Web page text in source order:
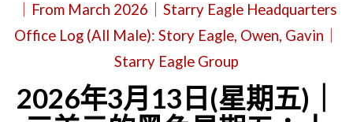
｜
ISSUED
FIRST-
(星
期
｜
蝴
｜From March 2026｜Starry Eagle Headquarters
Office Log (All Male): Story Eagle, Owen, Gavin｜
Starry Eagle Group
2026年3月13日(星期五)｜